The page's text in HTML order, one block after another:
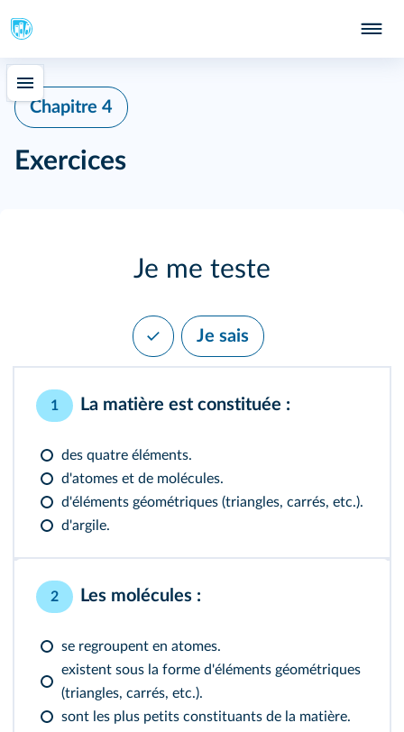
Chapitre 4
Exercices
Je me teste
Je sais
1 La matière est constituée :
des quatre éléments.
d'atomes et de molécules.
d'éléments géométriques (triangles, carrés, etc.).
d'argile.
2 Les molécules :
se regroupent en atomes.
existent sous la forme d'éléments géométriques
(triangles, carrés, etc.).
sont les plus petits constituants de la matière.